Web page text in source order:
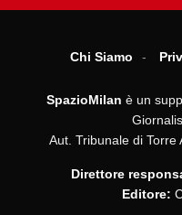
Chi Siamo
SpazioMilan è un
Aut. Tribunale di Torre
Direttore
Editore: